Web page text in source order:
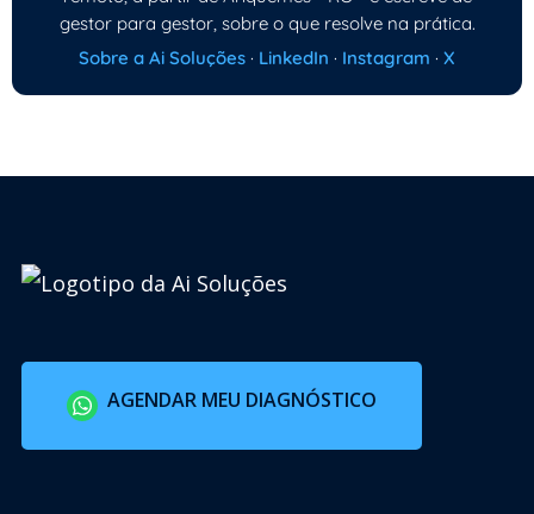
gestor para gestor, sobre o que resolve na prática.
Sobre a Ai Soluções · LinkedIn · Instagram · X
AGENDAR MEU DIAGNÓSTICO